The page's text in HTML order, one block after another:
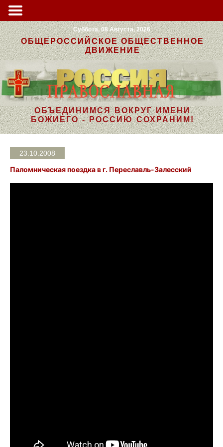
Суббота, 08 Августа, 2026
ОБЩЕРОССИЙСКОЕ ОБЩЕСТВЕННОЕ
ДВИЖЕНИЕ
ОБЪЕДИНИМСЯ ВОКРУГ ИМЕНИ
БОЖИЕГО - РОССИЮ СОХРАНИМ!
23.10.2008
Паломническая поездка в г. Переславль-Залесский